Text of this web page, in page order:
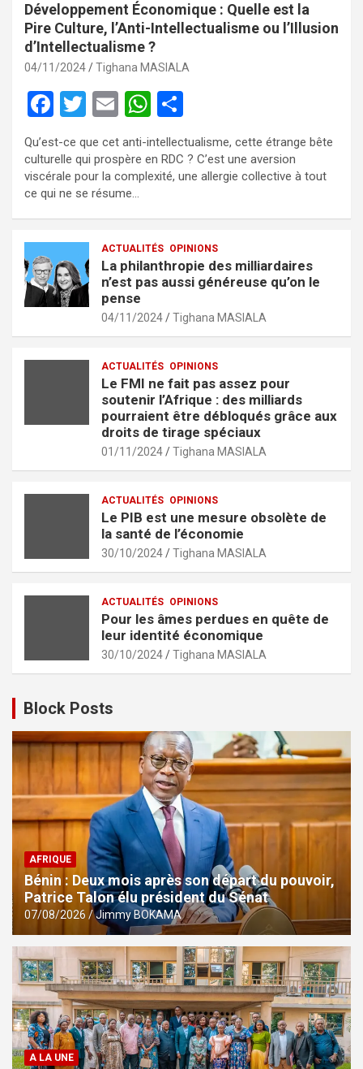
Développement Économique : Quelle est la
Pire Culture, l’Anti-Intellectualisme ou l’Illusion
d’Intellectualisme ?
04/11/2024 Tighana MASIALA
F
a
ce
b
o
k
T
tt
er
E
m
ail
W
h
at
s
p
p
ar
ta
g
Qu’est-ce que cet anti-intellectualisme, cette étrange bête
culturelle qui prospère en RDC ? C’est une aversion
viscérale pour la complexité, une allergie collective à tout
ce qui ne se résume…
ACTUALITÉS OPINIONS
La philanthropie des milliardaires
n’est pas aussi généreuse qu’on le
pense
04/11/2024 Tighana MASIALA
ACTUALITÉS OPINIONS
Le FMI ne fait pas assez pour
soutenir l’Afrique : des milliards
pourraient être débloqués grâce aux
droits de tirage spéciaux
01/11/2024 Tighana MASIALA
ACTUALITÉS OPINIONS
Le PIB est une mesure obsolète de
la santé de l’économie
30/10/2024 Tighana MASIALA
ACTUALITÉS OPINIONS
Pour les âmes perdues en quête de
leur identité économique
30/10/2024 Tighana MASIALA
Block Posts
AFRIQUE
Bénin : Deux mois après son départ du pouvoir,
Patrice Talon élu président du Sénat
07/08/2026 Jimmy BOKAMA
A LA UNE